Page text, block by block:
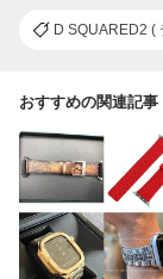
D SQUARED2 (
おすすめの関連記事